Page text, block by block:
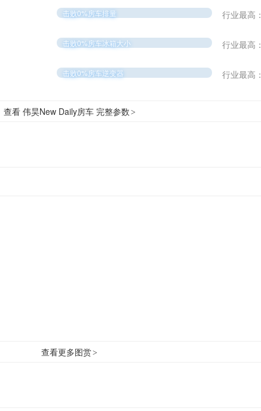
击败0%房车排量 行业最高：
击败0%房车冰箱大小 行业最高：
击败0%房车逆变器 行业最高：
查看 伟昊New Daily房车 完整参数 >
查看更多图赏>